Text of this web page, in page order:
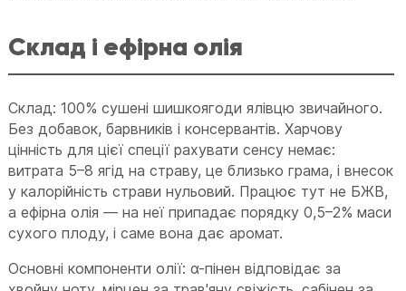
Склад і ефірна олія
Склад: 100% сушені шишкоягоди ялівцю звичайного.
Без добавок, барвників і консервантів. Харчову
цінність для цієї спеції рахувати сенсу немає:
витрата 5–8 ягід на страву, це близько грама, і внесок
у калорійність страви нульовий. Працює тут не БЖВ,
а ефірна олія — на неї припадає порядку 0,5–2% маси
сухого плоду, і саме вона дає аромат.
Основні компоненти олії: α-пінен відповідає за